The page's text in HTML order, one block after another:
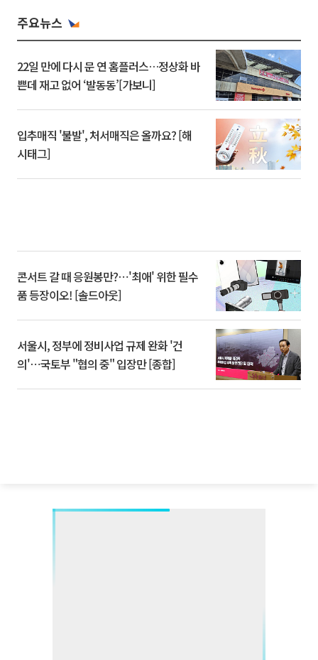
주요뉴스
22일 만에 다시 문 연 홈플러스…정상화 바
쁜데 재고 없어 ‘발동동’[가보니]
입추매직 '불발', 처서매직은 올까요? [해
시태그]
콘서트 갈 때 응원봉만?⋯'최애' 위한 필수
품 등장이오! [솔드아웃]
서울시, 정부에 정비사업 규제 완화 '건
의'⋯국토부 "협의 중" 입장만 [종합]